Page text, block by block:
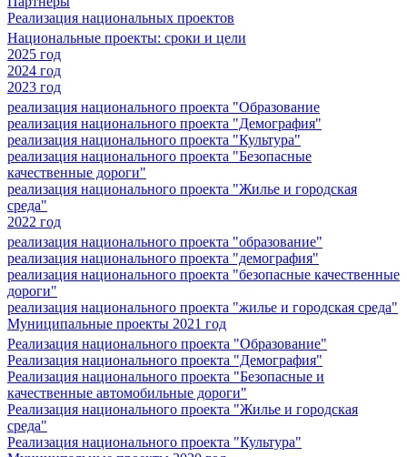
Реализация национальных проектов
Национальные проекты: сроки и цели
2025 год
2024 год
2023 год
реализация национального проекта "Образование
реализация национального проекта "Демография"
реализация национального проекта "Культура"
реализация национального проекта "Безопасные
качественные дороги"
реализация национального проекта "Жилье и городская
среда"
2022 год
реализация национального проекта "образование"
реализация национального проекта "демография"
реализация национального проекта "безопасные качественные
дороги"
реализация национального проекта "жилье и городская среда"
Муниципальные проекты 2021 год
Реализация национального проекта "Образование"
Реализация национального проекта "Демография"
Реализация национального проекта "Безопасные и
качественные автомобильные дороги"
Реализация национального проекта "Жилье и городская
среда"
Реализация национального проекта "Культура"